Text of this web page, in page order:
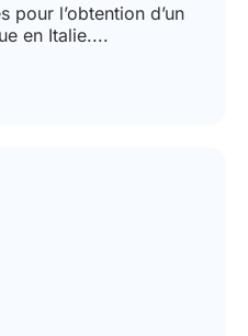
pour l’obtention d’un
en Italie....